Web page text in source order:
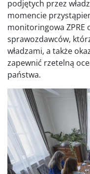
podjętych przez
momencie
monitoringowa
sprawozdawców,
władzami, a także
zapewnić rzetelną
państwa.